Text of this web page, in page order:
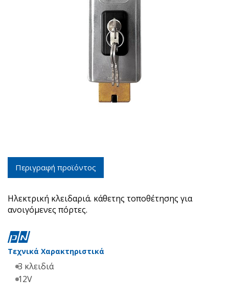
Περιγραφή προϊόντος
Ηλεκτρική κλειδαριά. κάθετης τοποθέτησης για
ανοιγόμενες πόρτες.
Τεχνικά Χαρακτηριστικά
3 κλειδιά
12V